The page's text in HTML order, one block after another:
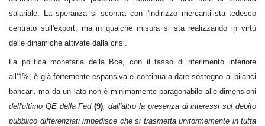
salariale. La speranza si scontra con l'indirizzo mercantilista tedesco
centrato sull'export, ma in qualche misura si sta realizzando in virtù
delle dinamiche attivate dalla crisi.
La politica monetaria della Bce, con il tasso di riferimento inferiore
all'1%, è già fortemente espansiva e continua a dare sostegno ai bilanci
bancari, ma da un lato non è minimamente paragonabile alle dimensioni
dell'ultimo QE della Fed(9) , dall'altro la presenza di interessi sul debito
pubblico differenziati impedisce che si trasmetta uniformemente in tutta